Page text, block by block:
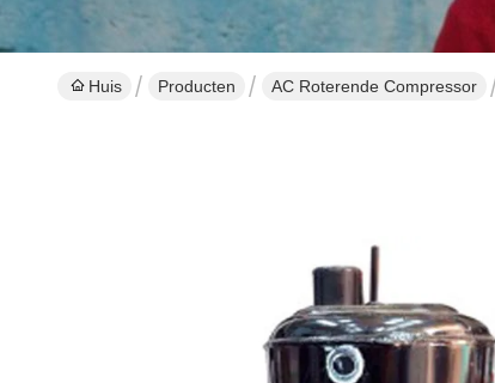
Huis Producten AC Roterende Compressor